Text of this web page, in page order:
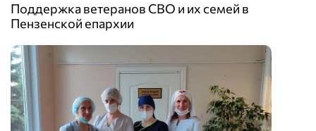
Поддержка ветеранов СВО и их семей в
Пензенской епархии